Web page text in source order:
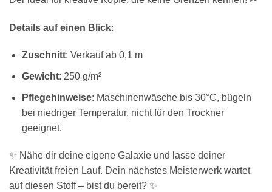
Details auf einen Blick:
Zuschnitt: Verkauf ab 0,1 m
Gewicht: 250 g/m²
Pflegehinweise: Maschinenwäsche bis 30°C, bügeln
bei niedriger Temperatur, nicht für den Trockner
geeignet.
✨ Nähe dir deine eigene Galaxie und lasse deiner
Kreativität freien Lauf. Dein nächstes Meisterwerk wartet
auf diesen Stoff – bist du bereit? ✨